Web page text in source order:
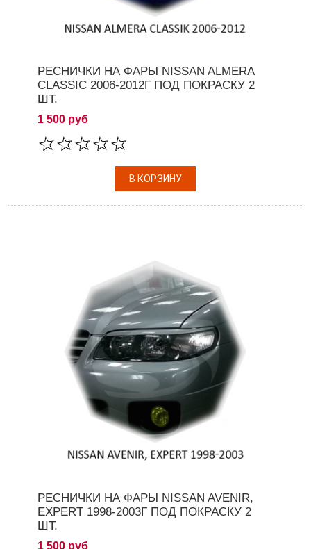
РЕСНИЧКИ НА ФАРЫ NISSAN ALMERA
CLASSIC 2006-2012Г ПОД ПОКРАСКУ 2
ШТ.
1 500 руб
РЕСНИЧКИ НА ФАРЫ NISSAN AVENIR,
EXPERT 1998-2003Г ПОД ПОКРАСКУ 2
ШТ.
1 500 руб